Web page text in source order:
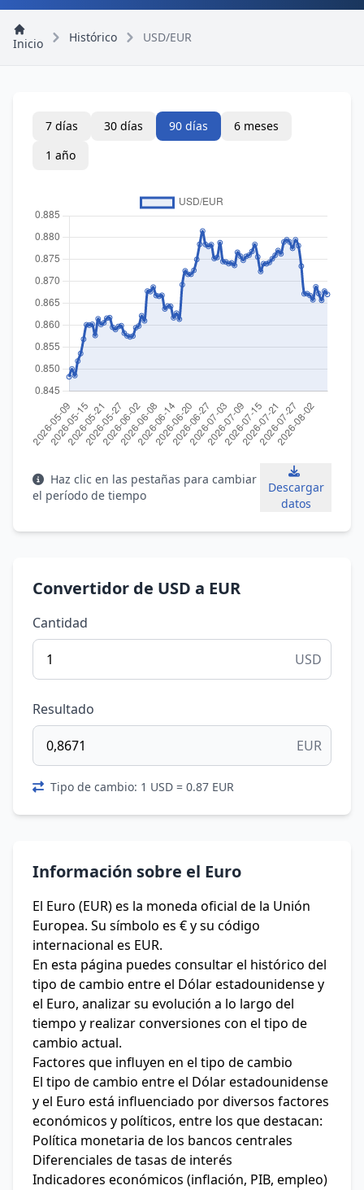
Inicio Histórico USD/EUR
7 días 30 días 90 días
6 meses
1 año
Haz clic en las pestañas para cambiar
el período de tiempo
Descargar
datos
Convertidor de USD a EUR
Cantidad
USD
Resultado
EUR
Tipo de cambio: 1 USD = 0.87 EUR
Información sobre el Euro
El Euro (EUR) es la moneda oficial de la Unión
Europea. Su símbolo es € y su código
internacional es EUR.
En esta página puedes consultar el histórico del
tipo de cambio entre el Dólar estadounidense y
el Euro, analizar su evolución a lo largo del
tiempo y realizar conversiones con el tipo de
cambio actual.
Factores que influyen en el tipo de cambio
El tipo de cambio entre el Dólar estadounidense
y el Euro está influenciado por diversos factores
económicos y políticos, entre los que destacan:
Política monetaria de los bancos centrales
Diferenciales de tasas de interés
Indicadores económicos (inflación, PIB, empleo)